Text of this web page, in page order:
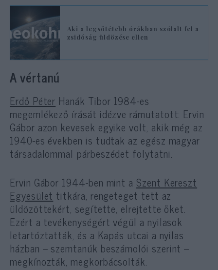
Aki a legsötétebb órákban szólalt fel a
zsidóság üldözése ellen
A vértanú
Erdő Péter Hanák Tibor 1984-es
megemlékező írását idézve rámutatott: Ervin
Gábor azon kevesek egyike volt, akik még az
1940-es években is tudtak az egész magyar
társadalommal párbeszédet folytatni.
Ervin Gábor 1944-ben mint a Szent Kereszt
Egyesület titkára, rengeteget tett az
üldözöttekért, segítette, elrejtette őket.
Ezért a tevékenységért végül a nyilasok
letartóztatták, és a Kapás utcai a nyilas
házban – szemtanúk beszámolói szerint –
megkínozták, megkorbácsolták.